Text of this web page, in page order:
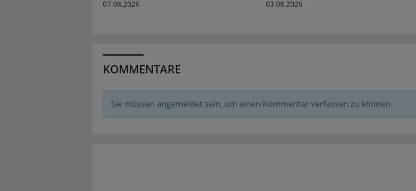
07.08.2026 03.08.2026
KOMMENTARE
Sie müssen angemeldet sein, um einen Kommentar verfassen zu können.